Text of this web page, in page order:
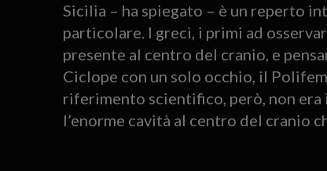
Sicilia – ha spiegato – è un reperto
particolare. I greci, i primi ad
presente al centro del cranio, e
Ciclope con un solo occhio, il
riferimento scientifico, però, non
l’enorme cavità al centro del cranio